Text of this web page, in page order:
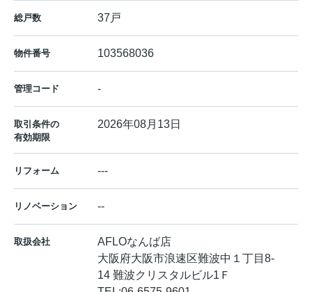
総戸数 37戸
物件番号 103568036
管理コード -
取引条件の
有効期限
2026年08月13日
リフォーム ---
リノベーション --
取扱会社
AFLOなんば店
大阪府大阪市浪速区難波中１丁目8-
14 難波クリスタルビル1Ｆ